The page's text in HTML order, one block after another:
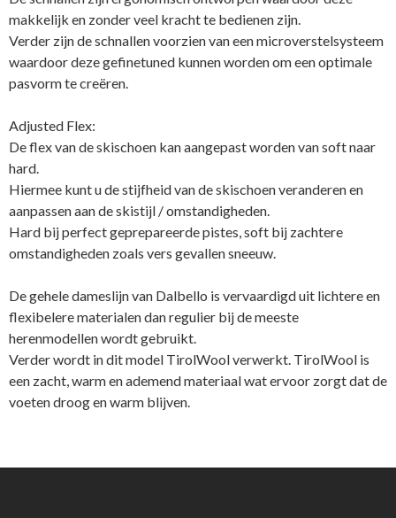
makkelijk en zonder veel kracht te bedienen zijn.
Verder zijn de schnallen voorzien van een microverstelsysteem
waardoor deze gefinetuned kunnen worden om een optimale
pasvorm te creëren.
Adjusted Flex:
De flex van de skischoen kan aangepast worden van soft naar
hard.
Hiermee kunt u de stijfheid van de skischoen veranderen en
aanpassen aan de skistijl / omstandigheden.
Hard bij perfect geprepareerde pistes, soft bij zachtere
omstandigheden zoals vers gevallen sneeuw.
De gehele dameslijn van Dalbello is vervaardigd uit lichtere en
flexibelere materialen dan regulier bij de meeste
herenmodellen wordt gebruikt.
Verder wordt in dit model TirolWool verwerkt. TirolWool is
een zacht, warm en ademend materiaal wat ervoor zorgt dat de
voeten droog en warm blijven.